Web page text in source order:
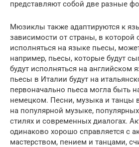
представляют собой две разные
Мюзиклы также адаптируются к
зависимости от страны, в которой
исполняться на языке пьесы,
например, пьесы, которые будут
будут исполняться на английском
пьесы в Италии будут на
первоначально пьеса могла быть
немецком. Песни, музыка и танцы
на популярной музыке,
стилях и современных диалогах.
одинаково хорошо справляется с
мастерством, пением и танцами,